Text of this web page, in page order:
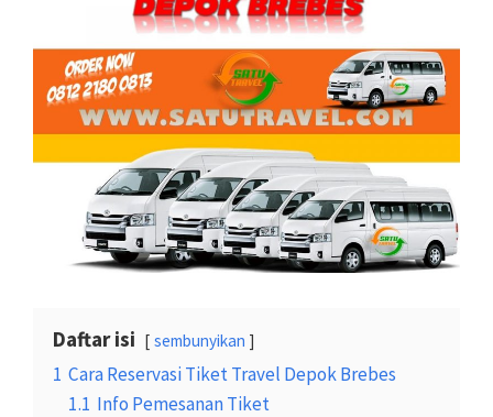
Daftar isi sembunyikan
1 Cara Reservasi Tiket Travel Depok Brebes
1.1 Info Pemesanan Tiket